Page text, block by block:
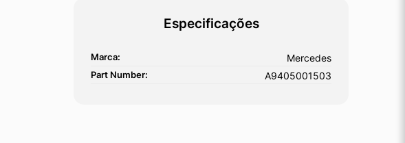
Especificações
Marca: Mercedes
Part Number: A9405001503